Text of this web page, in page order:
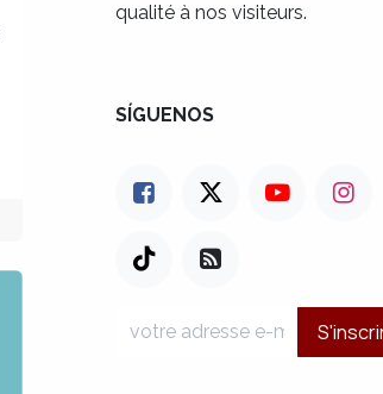
qualité à nos visiteurs.
SÍGUENOS